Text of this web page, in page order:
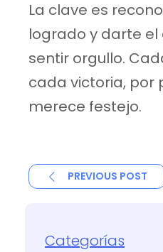
La clave es
logrado y darte
sentir orgullo.
cada victoria, por
merece festejo.
PREVIOUS POST
Categorías